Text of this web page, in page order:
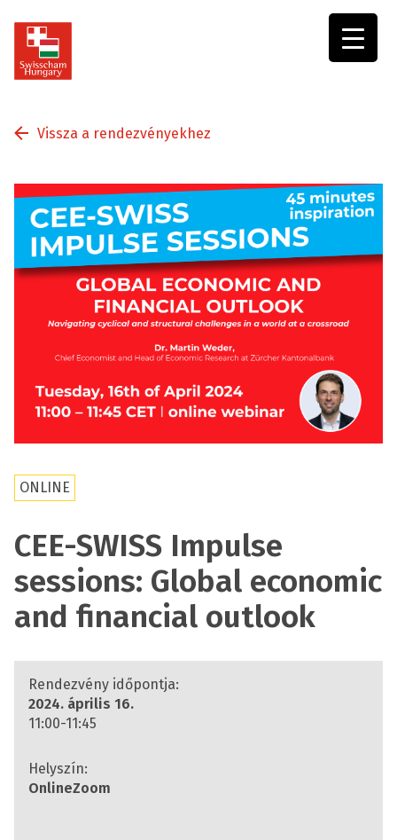
Vissza a rendezvényekhez
ONLINE
CEE-SWISS Impulse
sessions: Global economic
and financial outlook
Rendezvény időpontja:
2024. április 16.
11:00-11:45
Helyszín:
OnlineZoom